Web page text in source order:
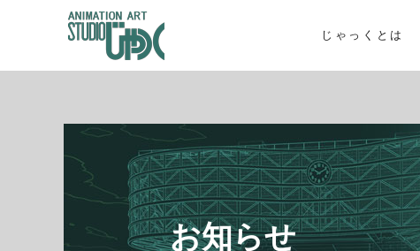
じゃっくとは
お知らせ